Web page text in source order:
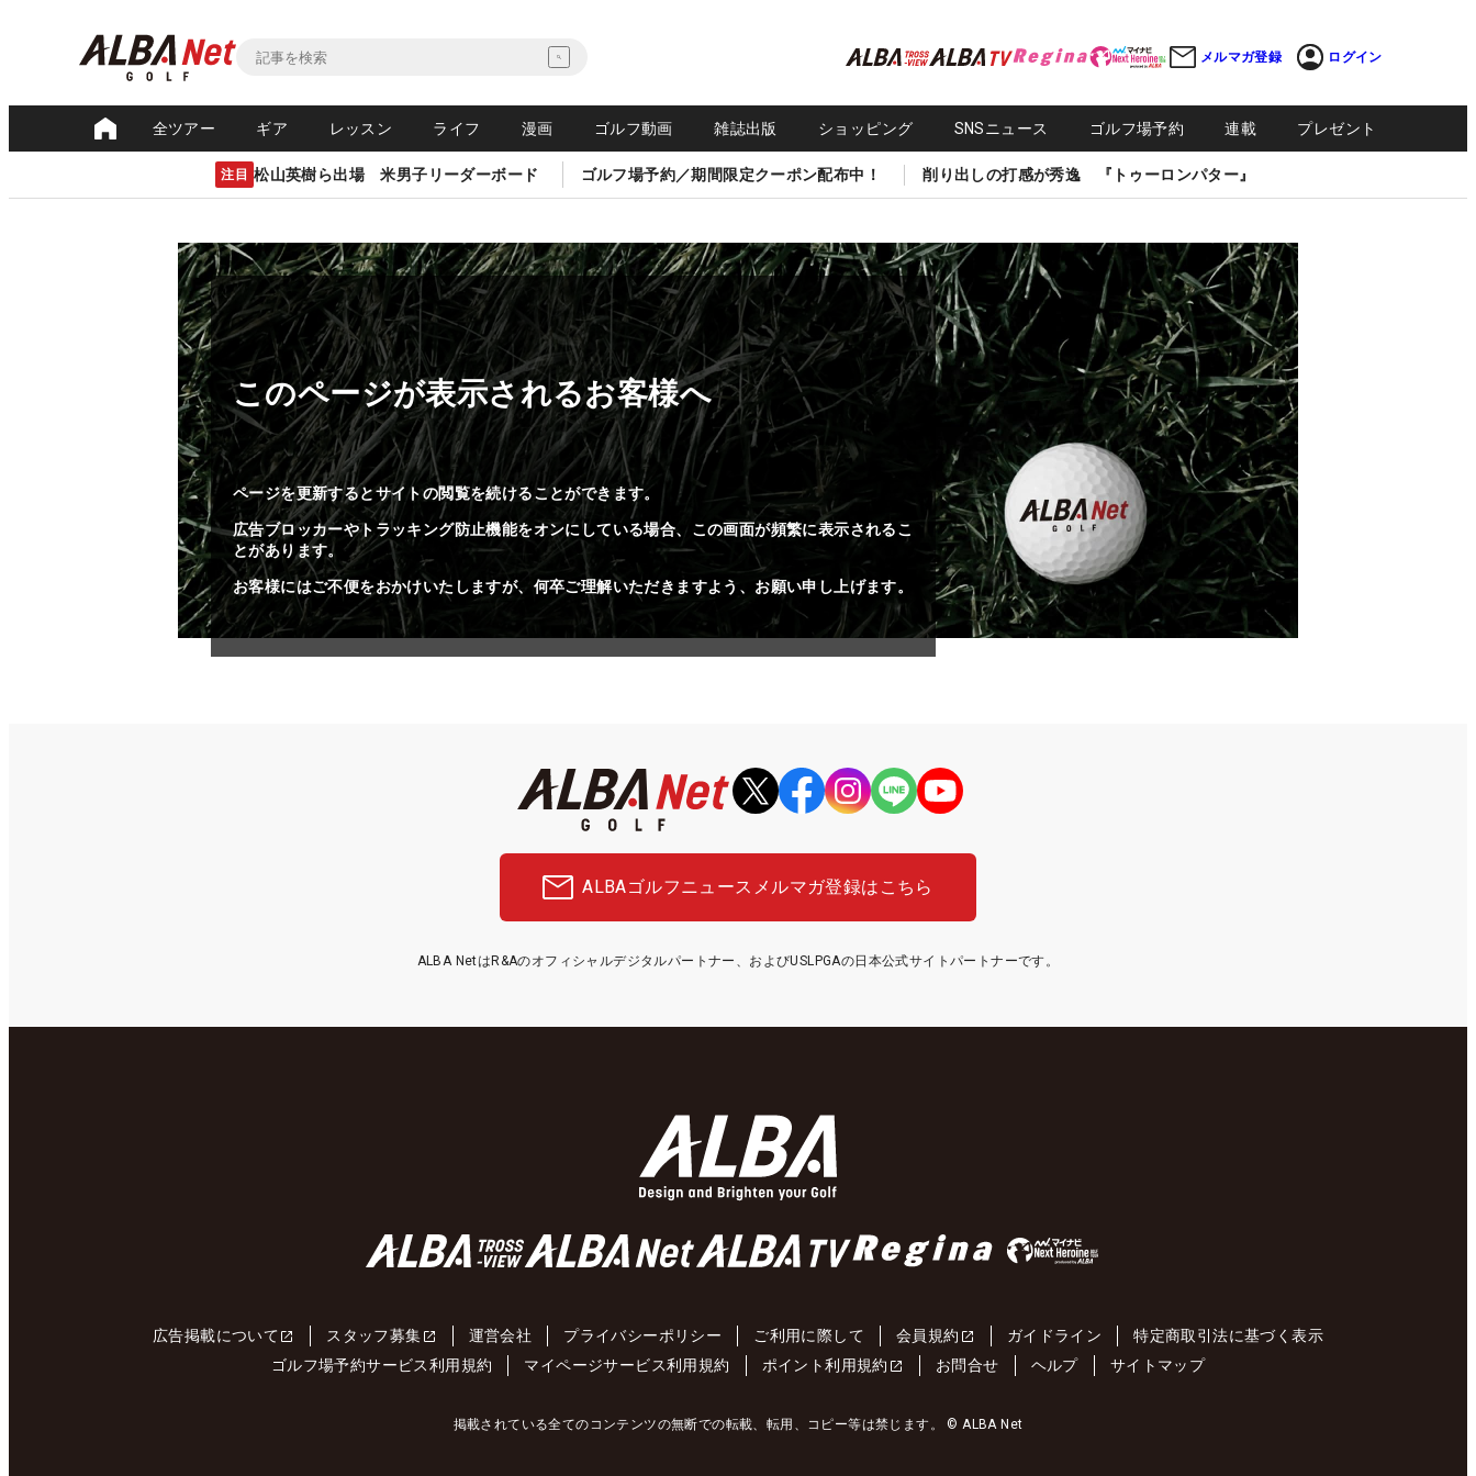
メルマガ登録 ログイン
全ツアー ギア レッスン ライフ 漫画 ゴルフ動画 雑誌出版 ショッピング SNSニュース ゴルフ場予約 連載 プレゼント
注目 松山英樹ら出場 米男子リーダーボード ゴルフ場予約／期間限定クーポン配布中！ 削り出しの打感が秀逸 『トゥーロンパター』
このページが表示されるお客様へ
ページを更新するとサイトの閲覧を続けることができます。
広告ブロッカーやトラッキング防止機能をオンにしている場合、この画面が頻繁に表示されるこ
とがあります。
お客様にはご不便をおかけいたしますが、何卒ご理解いただきますよう、お願い申し上げます。
ALBAゴルフニュース メルマガ登録はこちら
ALBA NetはR&Aのオフィシャルデジタルパートナー、およびUSLPGAの日本公式サイトパートナーです。
広告掲載について スタッフ募集 運営会社 プライバシーポリシー ご利用に際して 会員規約 ガイドライン
特定商取引法に基づく表示
ゴルフ場予約サービス利用規約
マイページサービス利用規約 ポイント利用規約 お問合せ ヘルプ サイトマップ
掲載されている全てのコンテンツの無断での転載、転用、コピー等は禁じます。 © ALBA Net